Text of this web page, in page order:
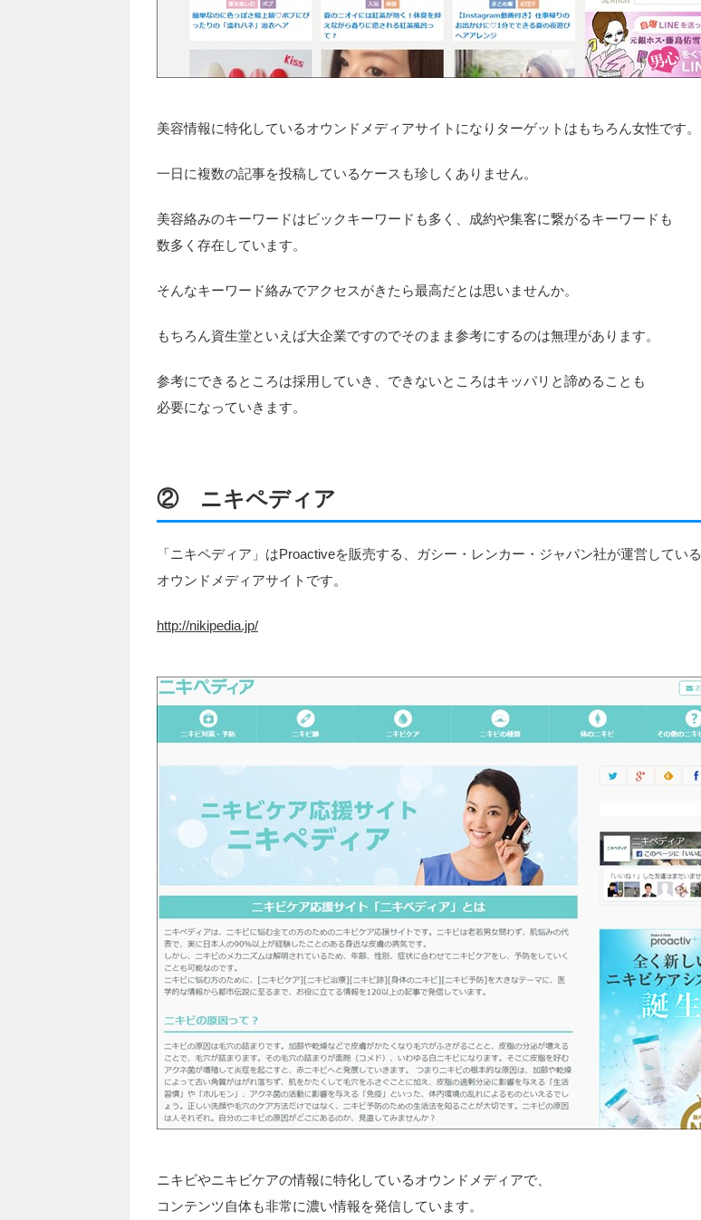
美容情報に特化しているオウンドメディアサイトになりターゲットはもちろん女性です。
一日に複数の記事を投稿しているケースも珍しくありません。
美容絡みのキーワードはビックキーワードも多く、成約や集客に繋がるキーワードも
数多く存在しています。
そんなキーワード絡みでアクセスがきたら最高だとは思いませんか。
もちろん資生堂といえば大企業ですのでそのまま参考にするのは無理があります。
参考にできるところは採用していき、できないところはキッパリと諦めることも
必要になっていきます。
② ニキペディア
「ニキペディア」はProactiveを販売する、ガシー・レンカー・ジャパン社が運営している
オウンドメディアサイトです。
http://nikipedia.jp/
ニキビやニキビケアの情報に特化しているオウンドメディアで、
コンテンツ自体も非常に濃い情報を発信しています。